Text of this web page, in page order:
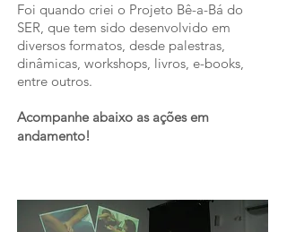
Foi quando criei o Projeto Bê-a-Bá do
SER, que tem sido desenvolvido em
diversos formatos, desde palestras,
dinâmicas, workshops, livros, e-books,
entre outros.
Acompanhe abaixo as ações em
andamento!